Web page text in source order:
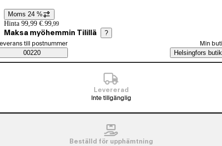
Prisinformation
Moms 24 %
Hinta 99,99 €. 99,99
Maksa myöhemmin Tilillä ?
Saatavuustiedot
beställningssätt
till postnummer
00220
Min
Helsingfors butik
Levererad
Inte tillgänglig
Beställd för upphämtning